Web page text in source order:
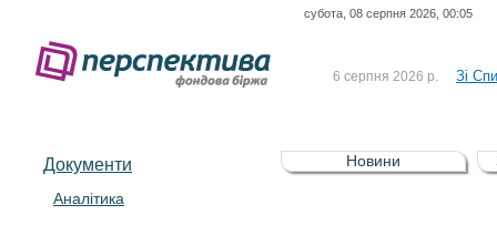
субота, 08 серпня 2026, 00:05
6 серпня 2026 р. Зі
5 серпня 2026 р.
Зі
UA4000232607)
Документи
Аналітика
Новини